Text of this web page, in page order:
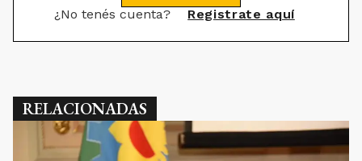
¿No tenés cuenta? Registrate aquí
RELACIONADAS